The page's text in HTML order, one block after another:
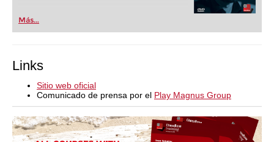
Más...
Links
Sitio web oficial
Comunicado de prensa por el Play Magnus Group